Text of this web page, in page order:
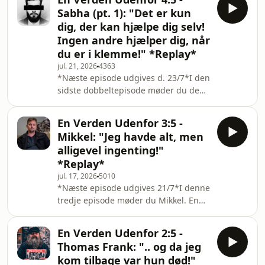
den største rutsjebane i Tivoli, hvor
turen går op og ned.. og op og
ned.Sabhas historie starter ved
udkanten af Irak, hvor han vokser op i
en primitiv FN-flytningelejr med
konstant frygt for at den iranske
regering vil tage hans far, som var
politisk mo
Sabha (pt. 1): "Det er kun
dig, der kan hjælpe dig selv!
Ingen andre hjælper dig, når
du er i klemme!" *Replay*
jul. 21, 20264363
*Næste episode udgives d. 23/7*I den
sidste dobbeltepisode møder du den
starte. Indtil nu har livet været som
den største rutsjebane i Tivoli, hvor
turen går op og ned.. og op og
ned.Sabhas historie starter ved
udkanten af Irak, hvor han vokser op i
en primitiv FN-flytningelejr med
konstant frygt for at den iranske
regering vil tag
En Verden Udenfor 3:5 -
Mikkel: "Jeg havde alt, men
alligevel ingenting!"
*Replay*
jul. 17, 2026 5010
*Næste episode udgives 21/7*I denne
tredje episode møder du Mikkel. En
ungecafé.I Hjerterummets Ungecafé
mødes jævnaldrende flere gange om
ugen, som har det tilfælles, at de på
En Verden Udenfor 2:5 -
Thomas Frank: ".. og da jeg
kom tilbage var hun død!"